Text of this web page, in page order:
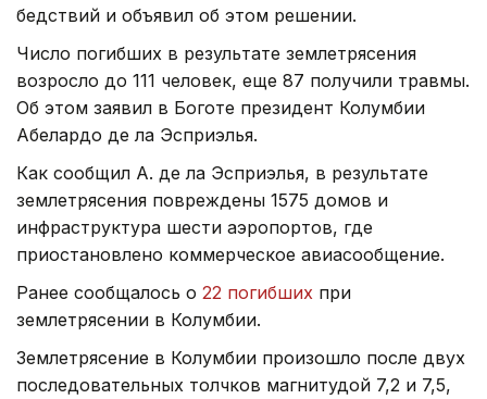
бедствий и объявил об этом решении.
Число погибших в результате землетрясения
возросло до 111 человек, еще 87 получили травмы.
Об этом заявил в Боготе президент Колумбии
Абелардо де ла Эсприэлья.
Как сообщил А. де ла Эсприэлья, в результате
землетрясения повреждены 1575 домов и
инфраструктура шести аэропортов, где
приостановлено коммерческое авиасообщение.
Ранее сообщалось о 22 погибших при
землетрясении в Колумбии.
Землетрясение в Колумбии произошло после двух
последовательных толчков магнитудой 7,2 и 7,5,